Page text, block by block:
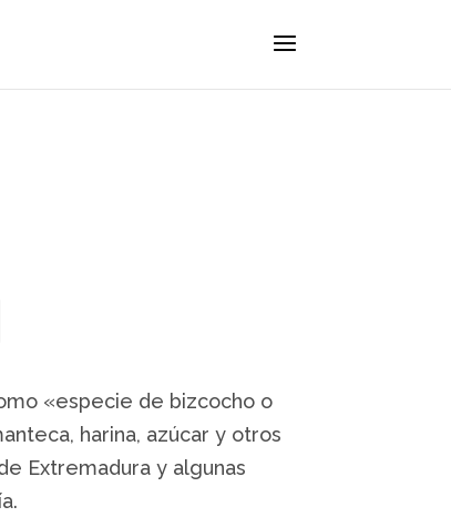
«especie de bizcocho o
harina, azúcar y otros
Extremadura y algunas